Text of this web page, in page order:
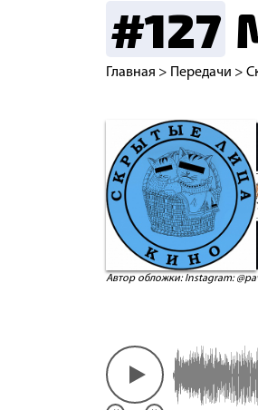
#127
Главная > Передачи >
Автор обложки: Instagram: